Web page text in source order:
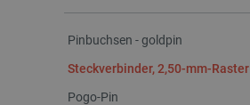
Pinbuchsen - goldpin
Steckverbinder, 2,50-mm-Raster
Pogo-Pin